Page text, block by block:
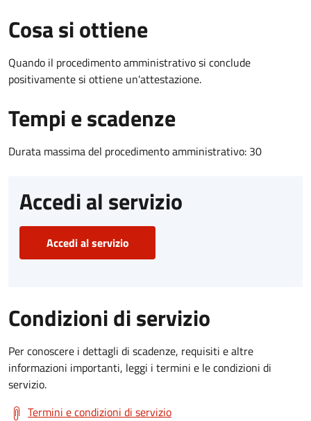
Cosa si ottiene
Quando il procedimento amministrativo si conclude
positivamente si ottiene un'attestazione.
Tempi e scadenze
Durata massima del procedimento amministrativo: 30
Accedi al servizio
Accedi al servizio
Condizioni di servizio
Per conoscere i dettagli di scadenze, requisiti e altre
informazioni importanti, leggi i termini e le condizioni di
servizio.
Termini e condizioni di servizio